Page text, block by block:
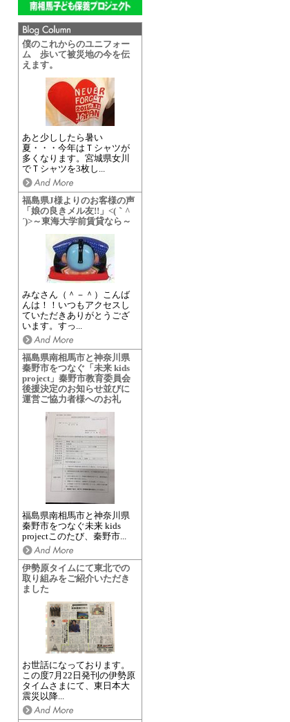
僕のこれからのユニフォー
ム 歩いて被災地の今を伝
えます。
あと少ししたら暑い
夏・・・今年はＴシャツが
多くなります。宮城県女川
でＴシャツを3枚し...
福島県J様よりのお客様の声
「娘の良きメル友!!」<(｀^
´)>～東海大学前賃貸なら～
みなさん（＾－＾）こんば
んは！！いつもアクセスし
ていただきありがとうござ
います。すっ...
福島県南相馬市と神奈川県
秦野市をつなぐ「未来 kids
project」秦野市教育委員会
後援決定のお知らせ並びに
運営ご協力者様へのお礼
福島県南相馬市と神奈川県
秦野市をつなぐ未来 kids
projectこのたび、秦野市...
伊勢原タイムにて東北での
取り組みをご紹介いただき
ました
お世話になっております。
この度7月22日発刊の伊勢原
タイムさまにて、東日本大
震災以降...